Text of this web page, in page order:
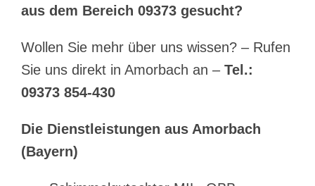
aus dem Bereich 09373 gesucht?
Wollen Sie mehr über uns wissen? – Rufen
Sie uns direkt in Amorbach an – Tel.:
09373 854-430
Die Dienstleistungen aus Amorbach
(Bayern)